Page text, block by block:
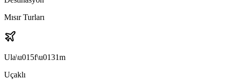
Mısır Turları
Ula\u015f\u0131m
Uçaklı